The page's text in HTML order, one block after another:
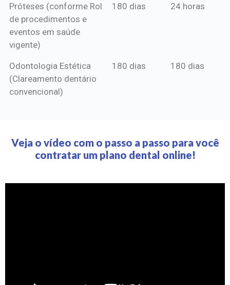
Próteses (conforme Rol
de procedimentos e
eventos em saúde
vigente)
180 dias 24 horas
Odontologia Estética
(Clareamento dentário
convencional)
180 dias 180 dias
Veja o vídeo com o passo a passo para você
contratar um plano dental online!